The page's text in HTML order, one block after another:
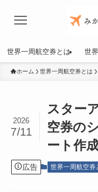
世界一周航空券とは 世
ホーム 世界一周航空券とは
スター
空券の
ート作
2026
7/11
広告 世界一周航空券